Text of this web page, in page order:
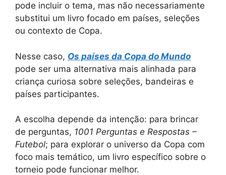
pode incluir o tema, mas não necessariamente
substitui um livro focado em países, seleções
ou contexto de Copa.
Nesse caso, Os países da Copa do Mundo
pode ser uma alternativa mais alinhada para
criança curiosa sobre seleções, bandeiras e
países participantes.
A escolha depende da intenção: para brincar
de perguntas, 1001 Perguntas e Respostas –
Futebol; para explorar o universo da Copa com
foco mais temático, um livro específico sobre o
torneio pode funcionar melhor.